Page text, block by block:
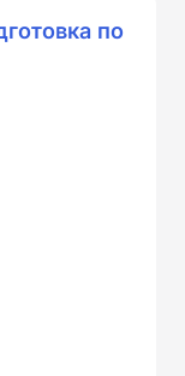
по